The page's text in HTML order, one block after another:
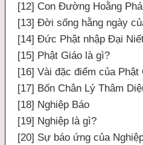
[12] Con Đường Hoằng
[13] Đời sống hằng ngày
[14] Đức Phật nhập Đại
[15] Phật Giáo là gì?
[16] Vài đặc điểm của Phật
[17] Bốn Chân Lý Thâm
[18] Nghiệp Báo
[19] Nghiệp là gì?
[20] Sự báo ứng của